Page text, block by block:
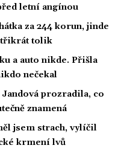
letní angínou
za 244 korun, jinde
tolik
a auto nikde. Přišla
nečekal
prozradila, co
znamená
jsem strach, vylíčil
krmení lvů